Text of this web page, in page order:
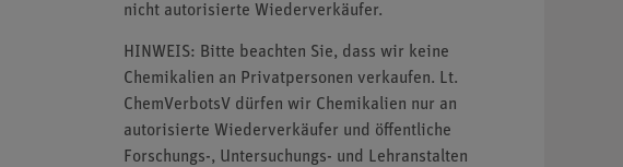
nicht autorisierte Wiederverkäufer.
HINWEIS: Bitte beachten Sie, dass wir keine
Chemikalien an Privatpersonen verkaufen. Lt.
ChemVerbotsV dürfen wir Chemikalien nur an
autorisierte Wiederverkäufer und öffentliche
Forschungs-, Untersuchungs- und Lehranstalten